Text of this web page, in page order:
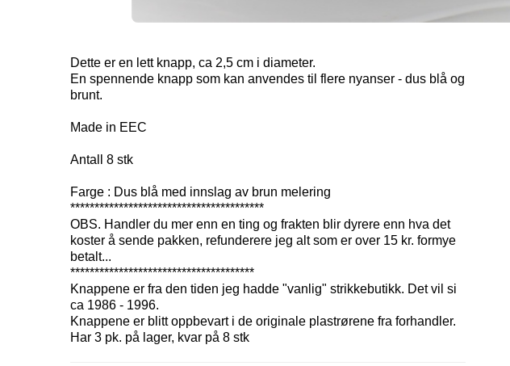
Dette er en lett knapp, ca 2,5 cm i diameter.
En spennende knapp som kan anvendes til flere nyanser - dus blå og
brunt.
Made in EEC
Antall 8 stk
Farge : Dus blå med innslag av brun melering
****************************************
OBS. Handler du mer enn en ting og frakten blir dyrere enn hva det
koster å sende pakken, refunderere jeg alt som er over 15 kr. formye
betalt...
**************************************
Knappene er fra den tiden jeg hadde "vanlig" strikkebutikk. Det vil si
ca 1986 - 1996.
Knappene er blitt oppbevart i de originale plastrørene fra forhandler.
Har 3 pk. på lager, kvar på 8 stk